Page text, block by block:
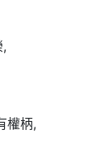
2000 有限公司
:
HD]：https://
tinyurl.com/
tinyurl.com/
權柄,